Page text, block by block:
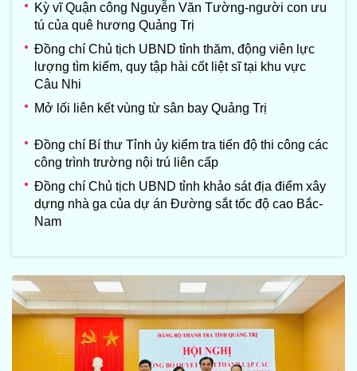
Kỳ vĩ Quận công Nguyễn Văn Tường-người con ưu
tú của quê hương Quảng Trị
Đồng chí Chủ tịch UBND tỉnh thăm, động viên lực
lượng tìm kiếm, quy tập hài cốt liệt sĩ tại khu vực
Câu Nhi
Mở lối liên kết vùng từ sân bay Quảng Trị
Đồng chí Bí thư Tỉnh ủy kiểm tra tiến độ thi công các
công trình trường nội trú liên cấp
Đồng chí Chủ tịch UBND tỉnh khảo sát địa điểm xây
dựng nhà ga của dự án Đường sắt tốc độ cao Bắc-
Nam